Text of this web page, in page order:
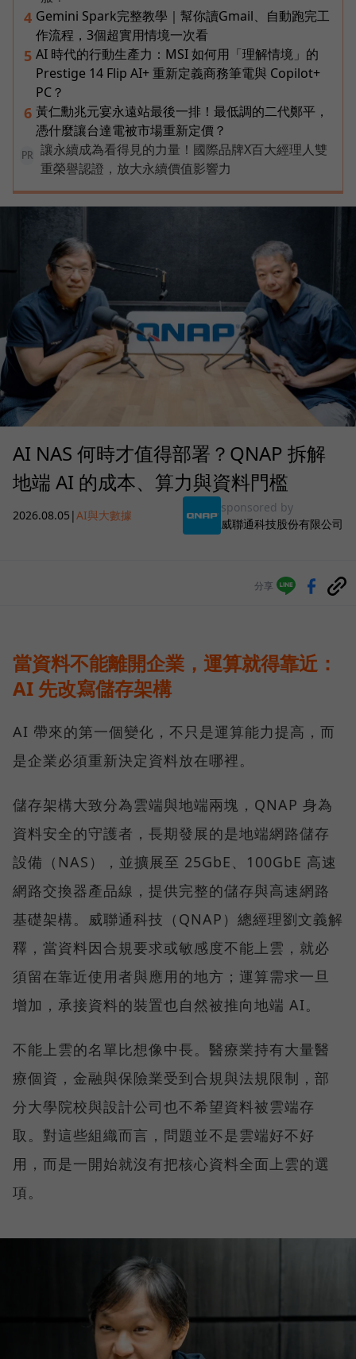
4 Gemini Spark完整教學｜幫你讀Gmail、自動跑完工
作流程，3個超實用情境一次看
5 AI 時代的行動生產力：MSI 如何用「理解情境」的
Prestige 14 Flip AI+ 重新定義商務筆電與 Copilot+
PC？
6 黃仁勳兆元宴永遠站最後一排！最低調的二代鄭平，
憑什麼讓台達電被市場重新定價？
PR
讓永續成為看得見的力量！國際品牌X百大經理人雙
重榮譽認證，放大永續價值影響力
AI NAS 何時才值得部署？QNAP 拆解
地端 AI 的成本、算力與資料門檻
2026.08.05 |AI與大數據
sponsored by
威聯通科技股份有限公司
分享
當資料不能離開企業，運算就得靠近：
AI 先改寫儲存架構
AI 帶來的第一個變化，不只是運算能力提高，而
是企業必須重新決定資料放在哪裡。
儲存架構大致分為雲端與地端兩塊，QNAP 身為
資料安全的守護者，長期發展的是地端網路儲存
設備（NAS），並擴展至 25GbE、100GbE 高速
網路交換器產品線，提供完整的儲存與高速網路
基礎架構。威聯通科技（QNAP）總經理劉文義解
釋，當資料因合規要求或敏感度不能上雲，就必
須留在靠近使用者與應用的地方；運算需求一旦
增加，承接資料的裝置也自然被推向地端 AI。
不能上雲的名單比想像中長。醫療業持有大量醫
療個資，金融與保險業受到合規與法規限制，部
分大學院校與設計公司也不希望資料被雲端存
取。對這些組織而言，問題並不是雲端好不好
用，而是一開始就沒有把核心資料全面上雲的選
項。